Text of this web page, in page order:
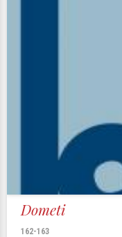
Dometi
162-163